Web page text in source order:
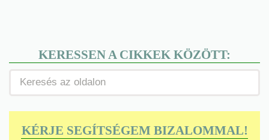
KERESSEN A CIKKEK KÖZÖTT:
KÉRJE SEGÍTSÉGEM BIZALOMMAL!